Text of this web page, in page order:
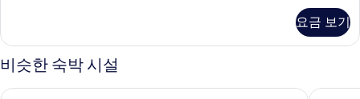
진
모
두
싱
침
요금 보기
비슷한 숙박 시설
그랜드 하얏트 상하이 콘래드